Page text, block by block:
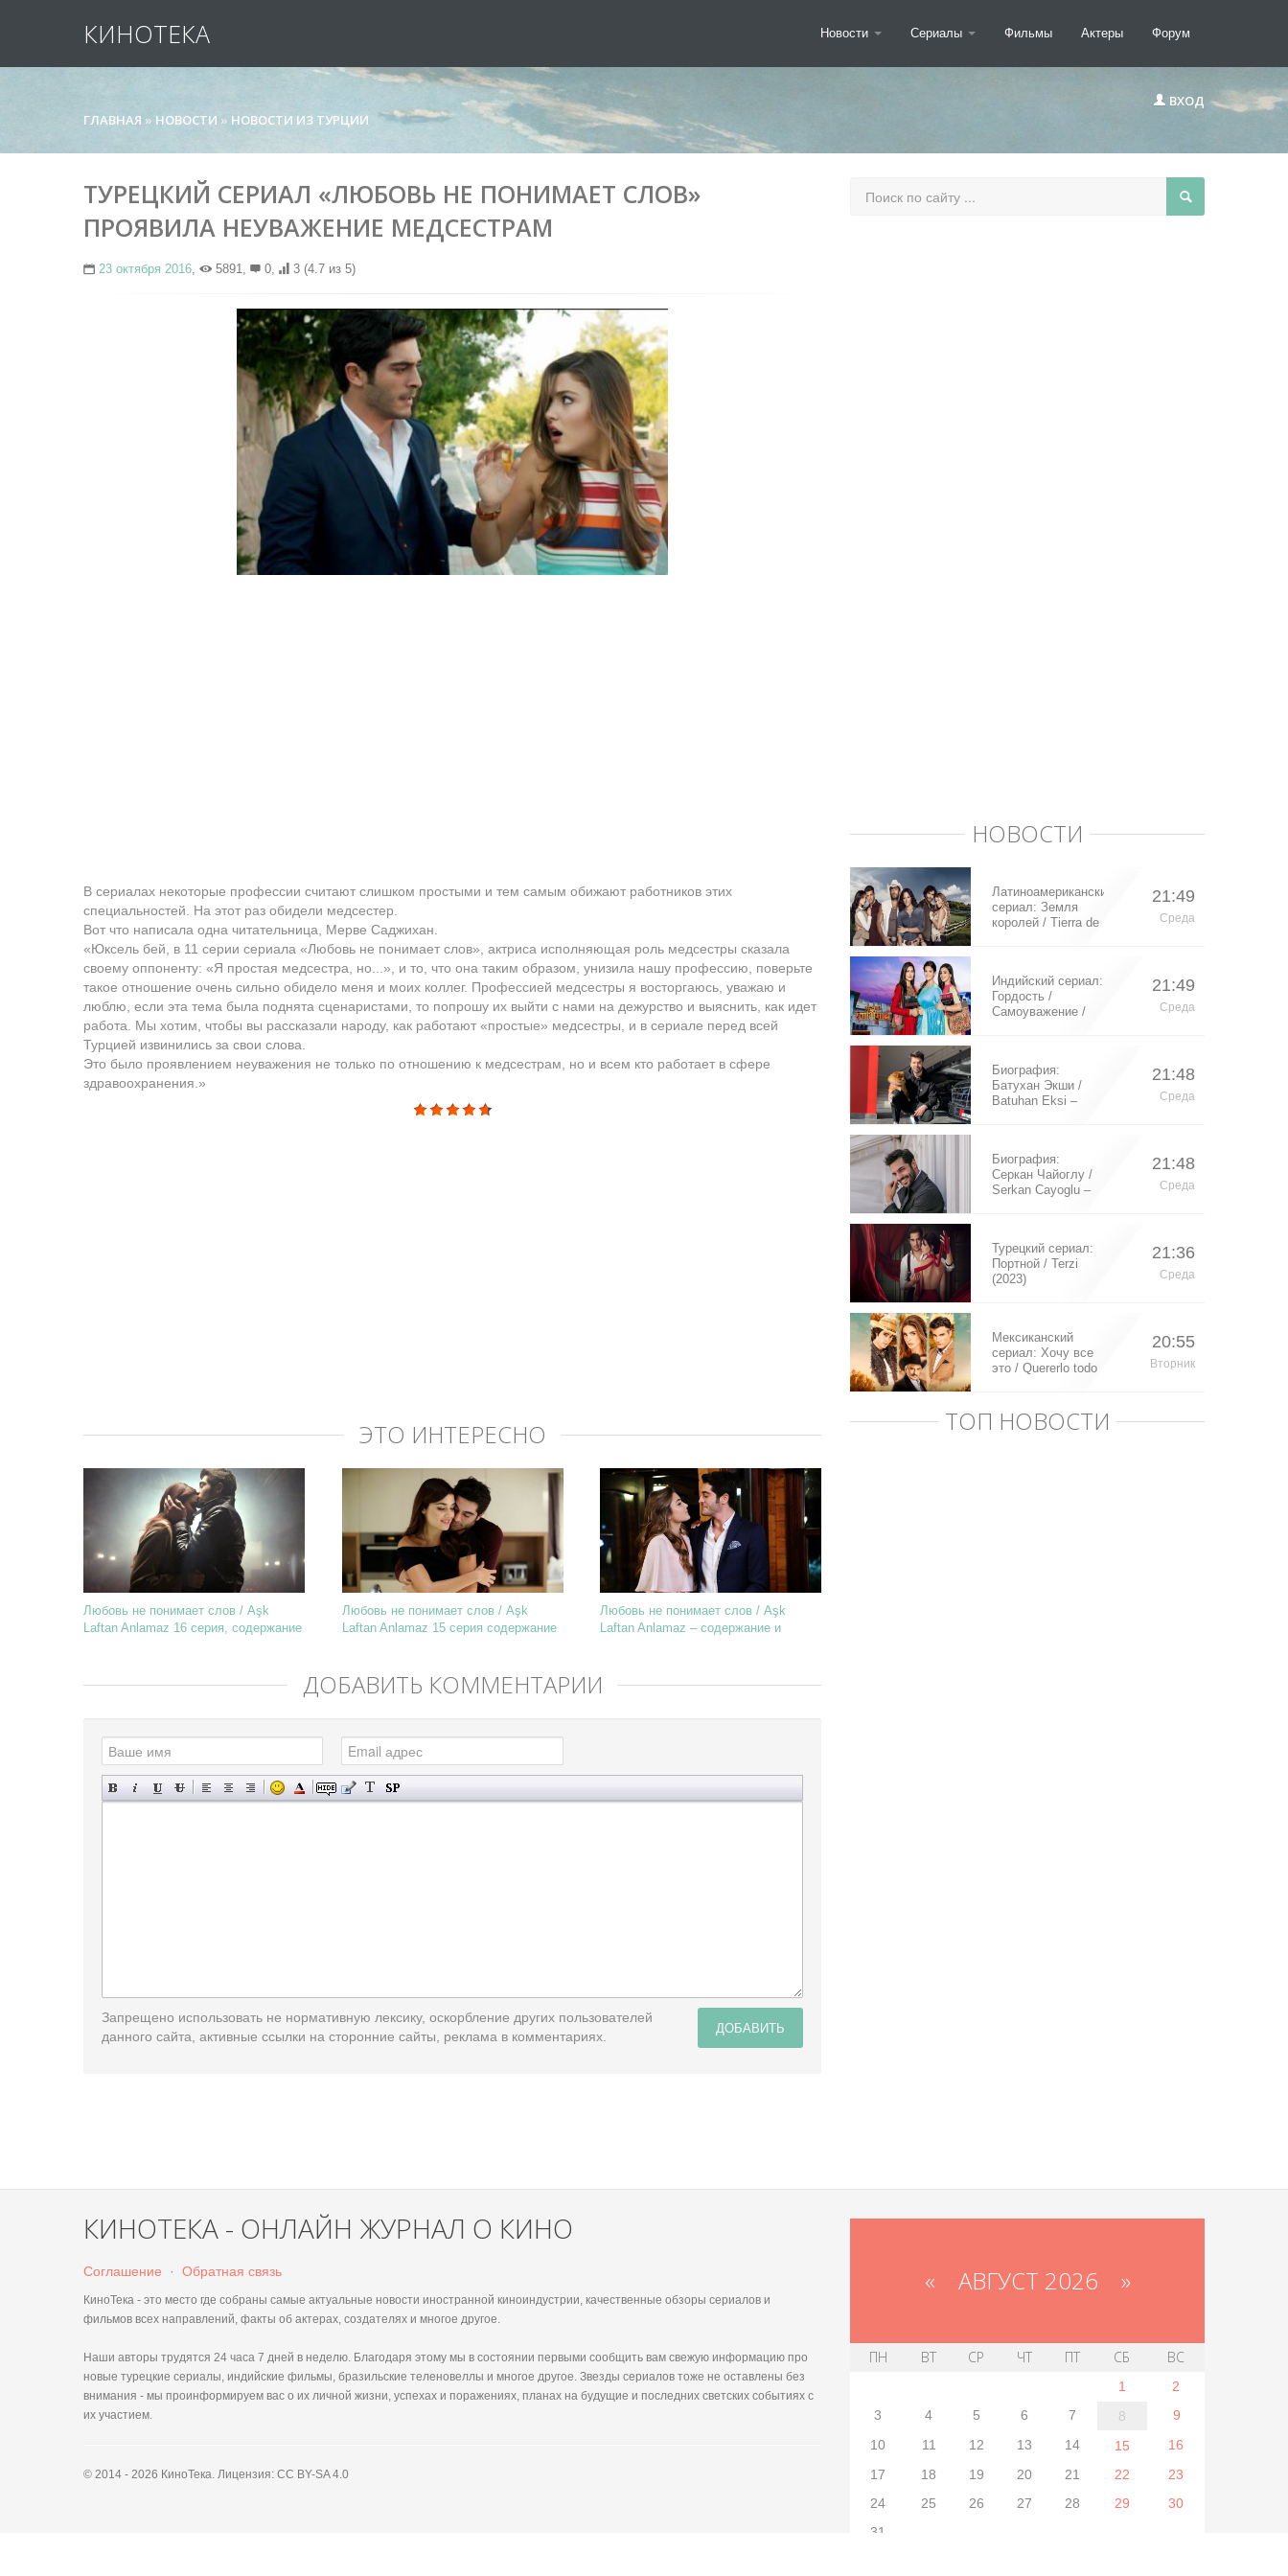
КИНОТЕКА Новости Сериалы Фильмы Актеры Форум
ВХОД
ГЛАВНАЯ » НОВОСТИ » НОВОСТИ ИЗ ТУРЦИИ
ТУРЕЦКИЙ СЕРИАЛ «ЛЮБОВЬ НЕ ПОНИМАЕТ СЛОВ»
ПРОЯВИЛА НЕУВАЖЕНИЕ МЕДСЕСТРАМ
23 октября 2016, 5891, 0, 3 (4.7 из 5)
В сериалах некоторые профессии считают слишком простыми и тем самым обижают работников этих
специальностей. На этот раз обидели медсестер.
Вот что написала одна читательница, Мерве Саджихан.
«Юксель бей, в 11 серии сериала «Любовь не понимает слов», актриса исполняющая роль медсестры сказала
своему оппоненту: «Я простая медсестра, но...», и то, что она таким образом, унизила нашу профессию, поверьте
такое отношение очень сильно обидело меня и моих коллег. Профессией медсестры я восторгаюсь, уважаю и
люблю, если эта тема была поднята сценаристами, то попрошу их выйти с нами на дежурство и выяснить, как идет
работа. Мы хотим, чтобы вы рассказали народу, как работают «простые» медсестры, и в сериале перед всей
Турцией извинились за свои слова.
Это было проявлением неуважения не только по отношению к медсестрам, но и всем кто работает в сфере
здравоохранения.»
ЭТО ИНТЕРЕСНО
Любовь не понимает слов / Aşk
Laftan Anlamaz 16 серия, содержание
Любовь не понимает слов / Aşk
Laftan Anlamaz 15 серия содержание
Любовь не понимает слов / Aşk
Laftan Anlamaz – содержание и
ДОБАВИТЬ КОММЕНТАРИЙ
ДОБАВИТЬ
Запрещено использовать не нормативную лексику, оскорбление других пользователей
данного сайта, активные ссылки на сторонние сайты, реклама в комментариях.
НОВОСТИ
Латиноамериканский
сериал: Земля
королей / Tierra de
21:49
Среда
Индийский сериал:
Гордость /
Самоуважение /
21:49
Среда
Биография:
Батухан Экши /
Batuhan Eksi –
21:48
Среда
Биография:
Серкан Чайоглу /
Serkan Cayoglu –
21:48
Среда
Турецкий сериал:
Портной / Terzi
(2023)
21:36
Среда
Мексиканский
сериал: Хочу все
это / Quererlo todo
20:55
Вторник
ТОП НОВОСТИ
КИНОТЕКА - ОНЛАЙН ЖУРНАЛ О КИНО
Соглашение · Обратная связь
КиноТека - это место где собраны самые актуальные новости иностранной киноиндустрии, качественные обзоры сериалов и
фильмов всех направлений, факты об актерах, создателях и многое другое.
Наши авторы трудятся 24 часа 7 дней в неделю. Благодаря этому мы в состоянии первыми сообщить вам свежую информацию про
новые турецкие сериалы, индийские фильмы, бразильские теленовеллы и многое другое. Звезды сериалов тоже не оставлены без
внимания - мы проинформируем вас о их личной жизни, успехах и поражениях, планах на будущие и последних светских событиях с
их участием.
© 2014 - 2026 КиноТека. Лицензия: CC BY-SA 4.0
« АВГУСТ 2026 »
ПН ВТ СР ЧТ ПТ СБ ВС
1
2
3
4 5 6 7 8
9
10
11 12 13 14 15
16
17
18 19 20 21 22
23
24
25 26 27 28 29
30
31